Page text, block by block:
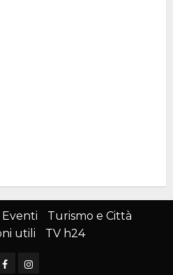
Turismo e Città
utili
TV h24
FacebookInstagram